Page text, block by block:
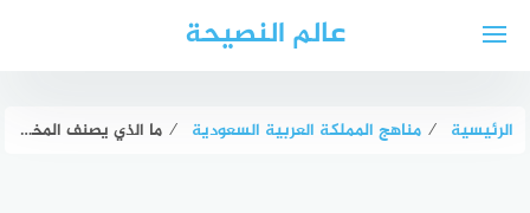
عالم النصيحة
الرئيسية ⁄ مناهج المملكة العربية السعودية ⁄ ما الذي يصنف المخلوقات الحية في مملكة الطلائعيات ؟